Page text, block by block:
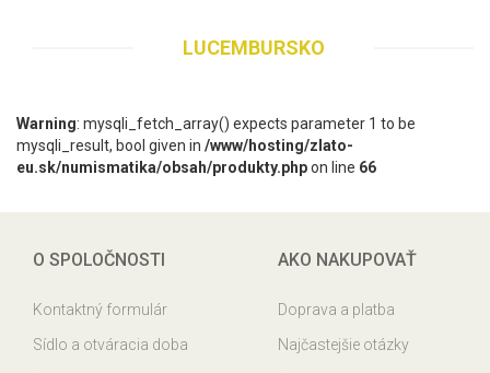
LUCEMBURSKO
Warning: mysqli_fetch_array() expects parameter 1 to be
mysqli_result, bool given in /www/hosting/zlato-
eu.sk/numismatika/obsah/produkty.phpon line 66
O SPOLOČNOSTI
Kontaktný formulár
Sídlo a otváracia doba
AKO NAKUPOVAŤ
Doprava a platba
Najčastejšie otázky